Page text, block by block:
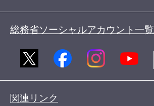
総務省ソーシャルアカウント一覧
関連リンク